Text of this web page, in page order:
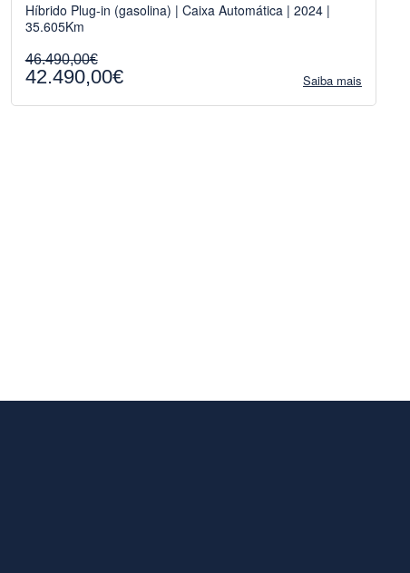
Híbrido Plug-in (gasolina) | Caixa Automática | 2024 |
35.605Km
46.490,00€
42.490,00€ Saiba mais